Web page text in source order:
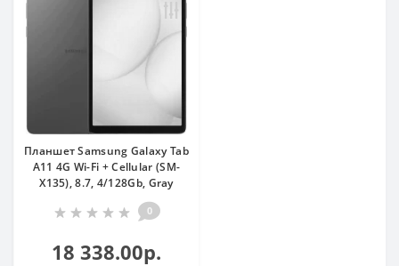
Планшет Samsung Galaxy Tab
A11 4G Wi-Fi + Cellular (SM-
X135), 8.7, 4/128Gb, Gray
0
18 338.00р.